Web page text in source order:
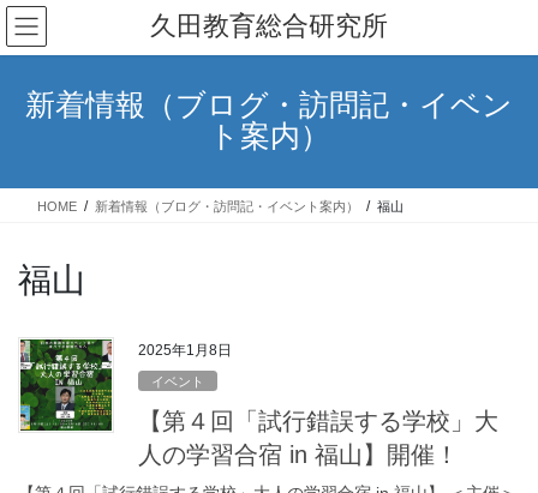
コ
ン
テ
キ
ナ
ビ
ゲ
に
久田教育総合研究所
新着情報（ブログ・訪問記・イベン
ト案内）
HOME 新着情報（ブログ・訪問記・イベント案内） 福山
福山
2025年1月8日
イベント
【第４回「試行錯誤する学校」大
人の学習合宿 in 福山】開催！